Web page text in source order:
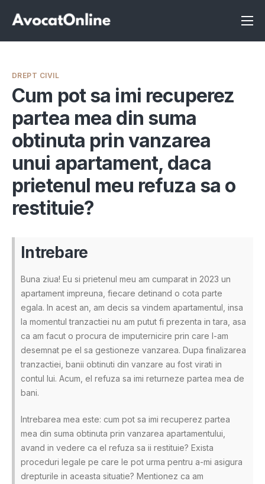
Înscrie-te ca avocat
Servicii
Despre noi
Programeaza consultanta
Intrebari
DREPT CIVIL
Cum pot sa imi recuperez
partea mea din suma
obtinuta prin vanzarea
unui apartament, daca
prietenul meu refuza sa o
restituie?
Intrebare
Buna ziua! Eu si prietenul meu am cumparat in 2023 un
apartament impreuna, fiecare detinand o cota parte
egala. In acest an, am decis sa vindem apartamentul, insa
la momentul tranzactiei nu am putut fi prezenta in tara, asa
ca am facut o procura de imputernicire prin care l-am
desemnat pe el sa gestioneze vanzarea. Dupa finalizarea
tranzactiei, banii obtinuti din vanzare au fost virati in
contul lui. Acum, el refuza sa imi returneze partea mea de
bani.
Intrebarea mea este: cum pot sa imi recuperez partea
mea din suma obtinuta prin vanzarea apartamentului,
avand in vedere ca el refuza sa ii restituie? Exista
proceduri legale pe care le pot urma pentru a-mi asigura
drepturile in aceasta situatie? Mentionez ca am